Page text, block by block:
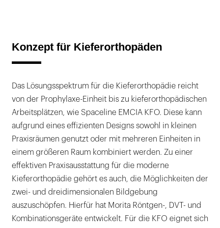
Konzept für Kieferorthopäden
Das Lösungsspektrum für die Kieferorthopädie reicht
von der Prophylaxe-Einheit bis zu kieferorthopädischen
Arbeitsplätzen, wie Spaceline EMCIA KFO. Diese kann
aufgrund eines effizienten Designs sowohl in kleinen
Praxisräumen genutzt oder mit mehreren Einheiten in
einem größeren Raum kombiniert werden. Zu einer
effektiven Praxisausstattung für die moderne
Kieferorthopädie gehört es auch, die Möglichkeiten der
zwei- und dreidimensionalen Bildgebung
auszuschöpfen. Hierfür hat Morita Röntgen-, DVT- und
Kombinationsgeräte entwickelt. Für die KFO eignet sich